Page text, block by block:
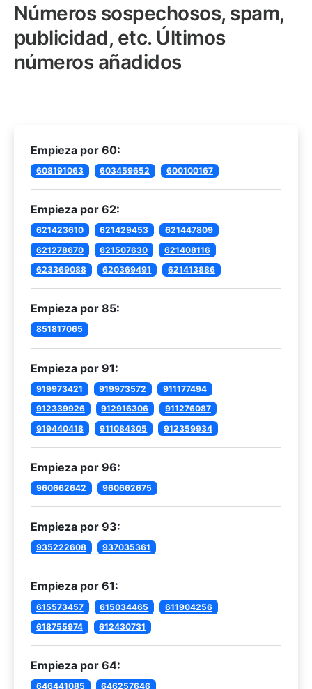
Números sospechosos, spam,
publicidad, etc. Últimos
números añadidos
Empieza por 60:
608191063 603459652 600100167
Empieza por 62:
621423610 621429453
621447809
621278670
621507630
621408116
623369088
620369491 621413886
Empieza por 85:
851817065
Empieza por 91:
919973421 919973572
911177494
912339926
912916306
911276087
919440418
911084305 912359934
Empieza por 96:
960662642 960662675
Empieza por 93:
935222608 937035361
Empieza por 61:
615573457 615034465
611904256
618755974
612430731
Empieza por 64:
646441085 646257646